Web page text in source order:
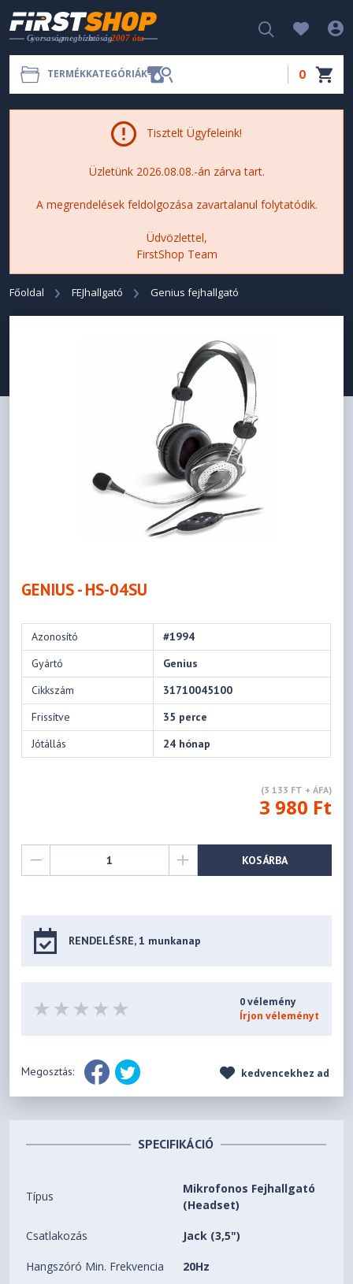
TERMÉKKATEGÓRIÁK 0
Tisztelt Ügyfeleink!
Üzletünk 2026.08.08.-án zárva tart.
A megrendelések feldolgozása zavartalanul folytatódik.
Üdvözlettel,
FirstShop Team
Főoldal FEJhallgató Genius fejhallgató
GENIUS - HS-04SU
Azonosító
#1994
Gyártó
Genius
Cikkszám
31710045100
Frissítve
35 perce
Jótállás
24 hónap
(3 133 FT + ÁFA)
3 980 Ft
KOSÁRBA
RENDELÉSRE, 1 munkanap
0 vélemény
Írjon véleményt
Megosztás: kedvencekhez ad
SPECIFIKÁCIÓ
Típus
Mikrofonos Fejhallgató
(Headset)
Csatlakozás Jack (3,5")
Hangszóró Min. Frekvencia 20Hz